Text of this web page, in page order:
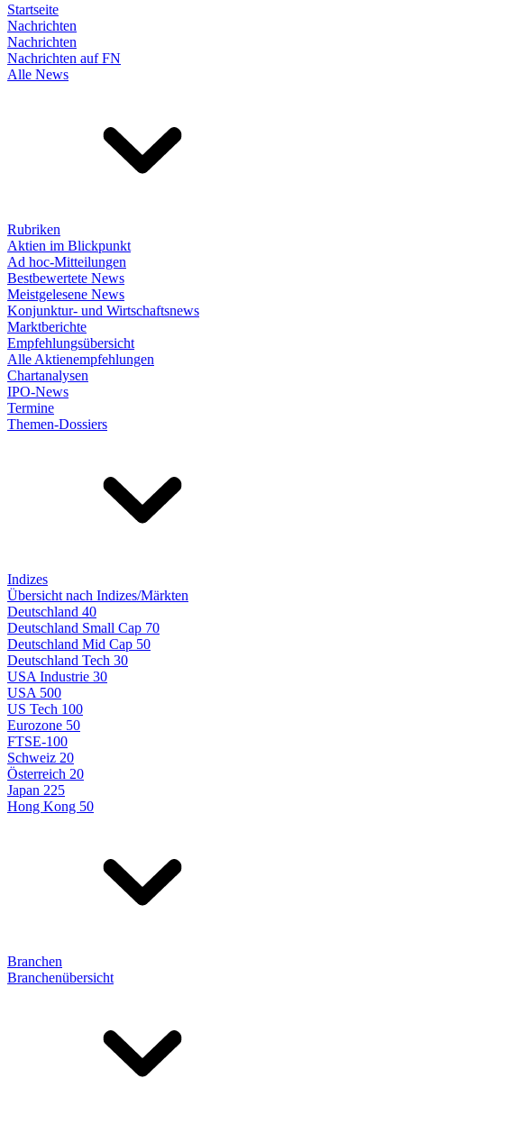
Startseite
Nachrichten
Nachrichten
Nachrichten auf FN
Alle News
Rubriken
Aktien im Blickpunkt
Ad hoc-Mitteilungen
Bestbewertete News
Meistgelesene News
Konjunktur- und Wirtschaftsnews
Marktberichte
Empfehlungsübersicht
Alle Aktienempfehlungen
Chartanalysen
IPO-News
Termine
Themen-Dossiers
Indizes
Übersicht nach Indizes/Märkten
Deutschland 40
Deutschland Small Cap 70
Deutschland Mid Cap 50
Deutschland Tech 30
USA Industrie 30
USA 500
US Tech 100
Eurozone 50
FTSE-100
Schweiz 20
Österreich 20
Japan 225
Hong Kong 50
Branchen
Branchenübersicht